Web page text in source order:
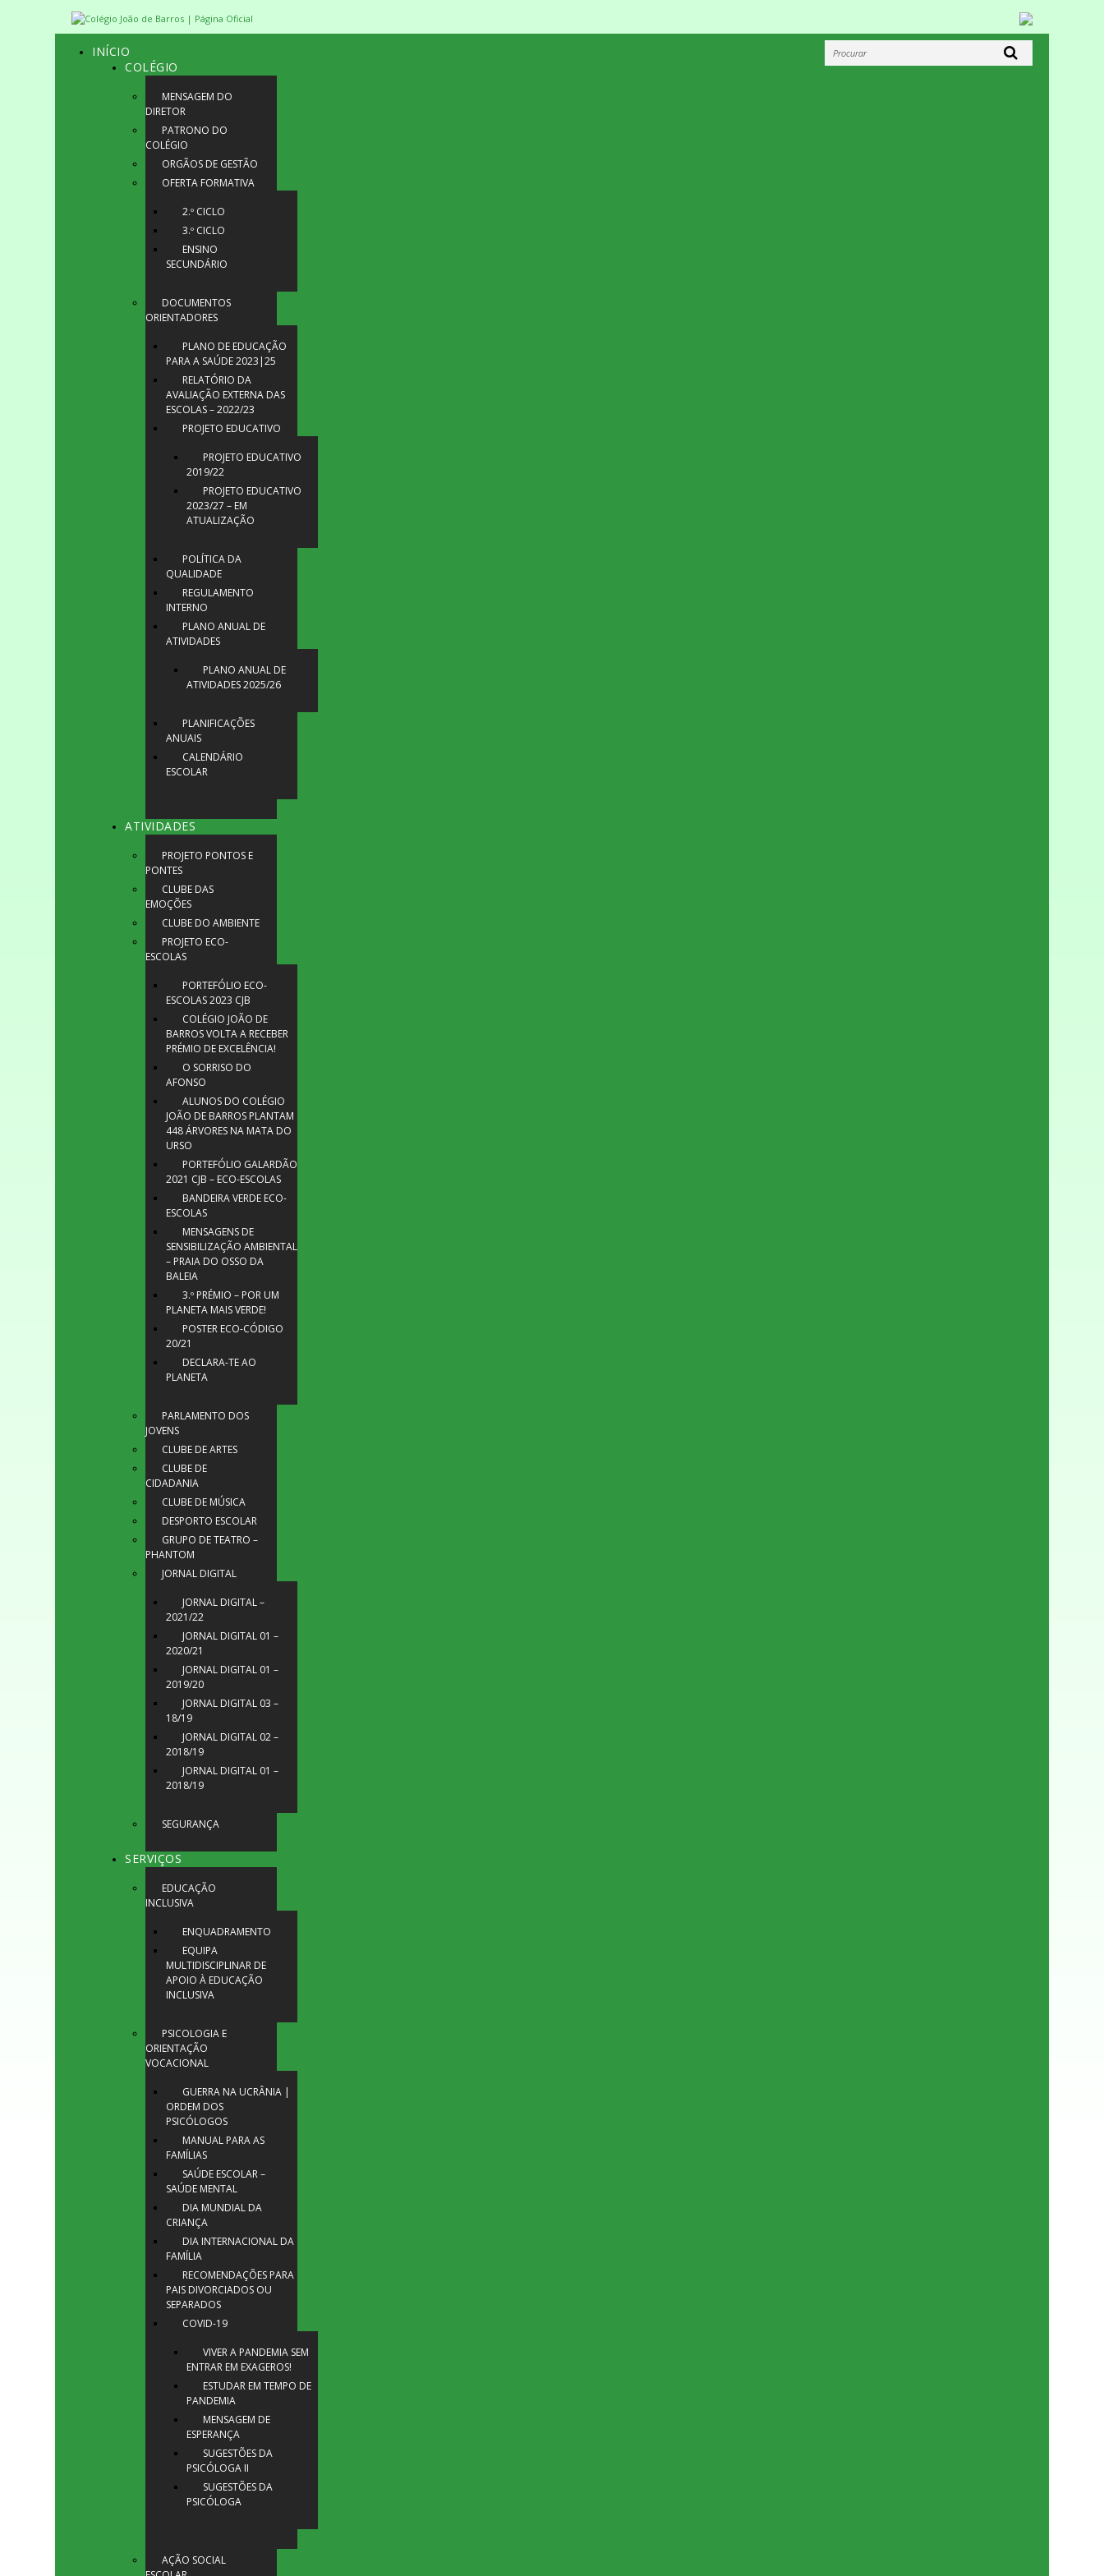
INÍCIO
COLÉGIO
MENSAGEM DO
DIRETOR
PATRONO DO
COLÉGIO
ORGÃOS DE GESTÃO
OFERTA FORMATIVA
2.º CICLO
3.º CICLO
ENSINO
SECUNDÁRIO
DOCUMENTOS
ORIENTADORES
PLANO DE EDUCAÇÃO
PARA A SAÚDE 2023|25
RELATÓRIO DA
AVALIAÇÃO EXTERNA DAS
ESCOLAS – 2022/23
PROJETO EDUCATIVO
PROJETO EDUCATIVO
2019/22
PROJETO EDUCATIVO
2023/27 – EM
ATUALIZAÇÃO
POLÍTICA DA
QUALIDADE
REGULAMENTO
INTERNO
PLANO ANUAL DE
ATIVIDADES
PLANO ANUAL DE
ATIVIDADES 2025/26
PLANIFICAÇÕES
ANUAIS
CALENDÁRIO
ESCOLAR
ATIVIDADES
PROJETO PONTOS E
PONTES
CLUBE DAS
EMOÇÕES
CLUBE DO AMBIENTE
PROJETO ECO-
ESCOLAS
PORTEFÓLIO ECO-
ESCOLAS 2023 CJB
COLÉGIO JOÃO DE
BARROS VOLTA A RECEBER
PRÉMIO DE EXCELÊNCIA!
O SORRISO DO
AFONSO
ALUNOS DO COLÉGIO
JOÃO DE BARROS PLANTAM
448 ÁRVORES NA MATA DO
URSO
PORTEFÓLIO GALARDÃO
2021 CJB – ECO-ESCOLAS
BANDEIRA VERDE ECO-
ESCOLAS
MENSAGENS DE
SENSIBILIZAÇÃO AMBIENTAL
– PRAIA DO OSSO DA
BALEIA
3.º PRÉMIO – POR UM
PLANETA MAIS VERDE!
POSTER ECO-CÓDIGO
20/21
DECLARA-TE AO
PLANETA
PARLAMENTO DOS
JOVENS
CLUBE DE ARTES
CLUBE DE
CIDADANIA
CLUBE DE MÚSICA
DESPORTO ESCOLAR
GRUPO DE TEATRO –
PHANTOM
JORNAL DIGITAL
JORNAL DIGITAL –
2021/22
JORNAL DIGITAL 01 –
2020/21
JORNAL DIGITAL 01 –
2019/20
JORNAL DIGITAL 03 –
18/19
JORNAL DIGITAL 02 –
2018/19
JORNAL DIGITAL 01 –
2018/19
SEGURANÇA
SERVIÇOS
EDUCAÇÃO
INCLUSIVA
ENQUADRAMENTO
EQUIPA
MULTIDISCIPLINAR DE
APOIO À EDUCAÇÃO
INCLUSIVA
PSICOLOGIA E
ORIENTAÇÃO
VOCACIONAL
GUERRA NA UCRÂNIA |
ORDEM DOS
PSICÓLOGOS
MANUAL PARA AS
FAMÍLIAS
SAÚDE ESCOLAR –
SAÚDE MENTAL
DIA MUNDIAL DA
CRIANÇA
DIA INTERNACIONAL DA
FAMÍLIA
RECOMENDAÇÕES PARA
PAIS DIVORCIADOS OU
SEPARADOS
COVID-19
VIVER A PANDEMIA SEM
ENTRAR EM EXAGEROS!
ESTUDAR EM TEMPO DE
PANDEMIA
MENSAGEM DE
ESPERANÇA
SUGESTÕES DA
PSICÓLOGA II
SUGESTÕES DA
PSICÓLOGA
AÇÃO SOCIAL